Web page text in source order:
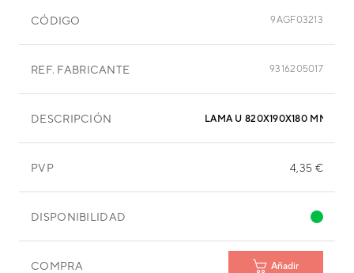
CÓDIGO 9AGF03213
REF. FABRICANTE 9316205017
DESCRIPCIÓN LAMA U 820X190X180 MM
PVP 4,35 €
DISPONIBILIDAD
COMPRA Añadir